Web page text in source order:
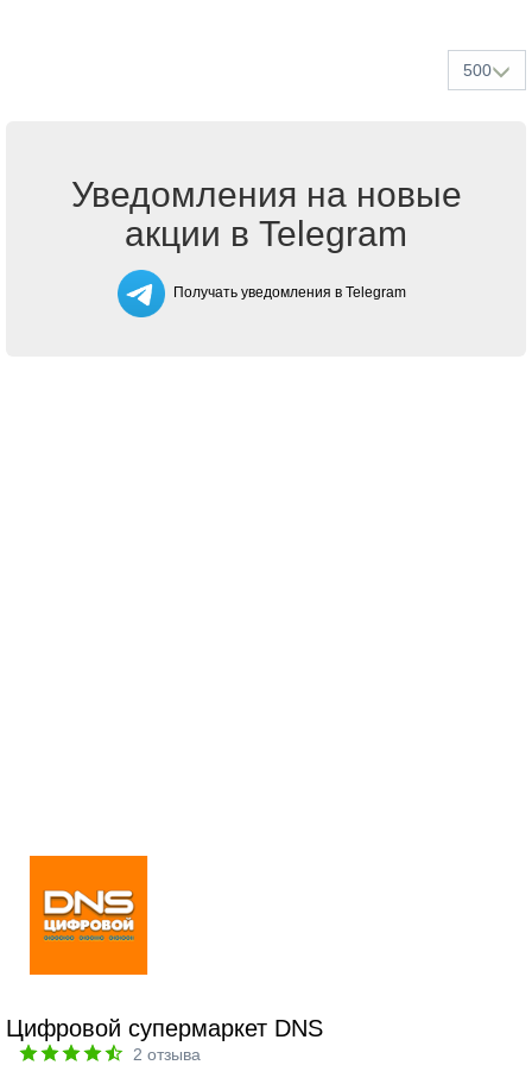
500
Уведомления на новые
акции в Telegram
Получать уведомления в Telegram
Цифровой супермаркет DNS
2 отзыва